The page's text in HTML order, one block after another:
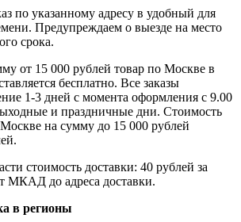
по указанному адресу в удобный для
Предупреждаем о выезде на место
срока.
от 15 000 рублей товар по Москве в
бесплатно. Все заказы
1-3 дней с момента оформления с 9.00
и праздничные дни. Стоимость
на сумму до 15 000 рублей
стоимость доставки: 40 рублей за
МКАД до адреса доставки.
в регионы